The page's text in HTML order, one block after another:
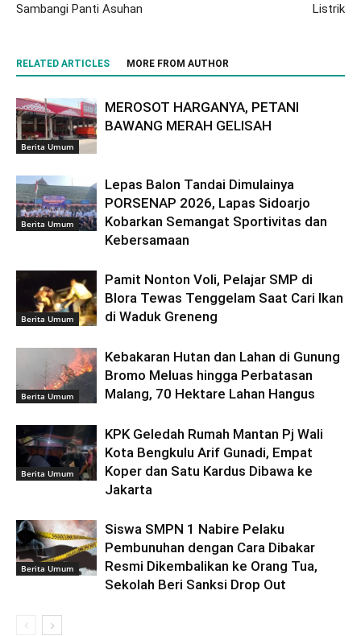
Sambangi Panti Asuhan
Listrik
RELATED ARTICLES MORE FROM AUTHOR
Berita Umum
MEROSOT HARGANYA, PETANI
BAWANG MERAH GELISAH
Berita Umum
Lepas Balon Tandai Dimulainya
PORSENAP 2026, Lapas Sidoarjo
Kobarkan Semangat Sportivitas dan
Kebersamaan
Berita Umum
Pamit Nonton Voli, Pelajar SMP di
Blora Tewas Tenggelam Saat Cari Ikan
di Waduk Greneng
Berita Umum
Kebakaran Hutan dan Lahan di Gunung
Bromo Meluas hingga Perbatasan
Malang, 70 Hektare Lahan Hangus
Berita Umum
KPK Geledah Rumah Mantan Pj Wali
Kota Bengkulu Arif Gunadi, Empat
Koper dan Satu Kardus Dibawa ke
Jakarta
Berita Umum
Siswa SMPN 1 Nabire Pelaku
Pembunuhan dengan Cara Dibakar
Resmi Dikembalikan ke Orang Tua,
Sekolah Beri Sanksi Drop Out